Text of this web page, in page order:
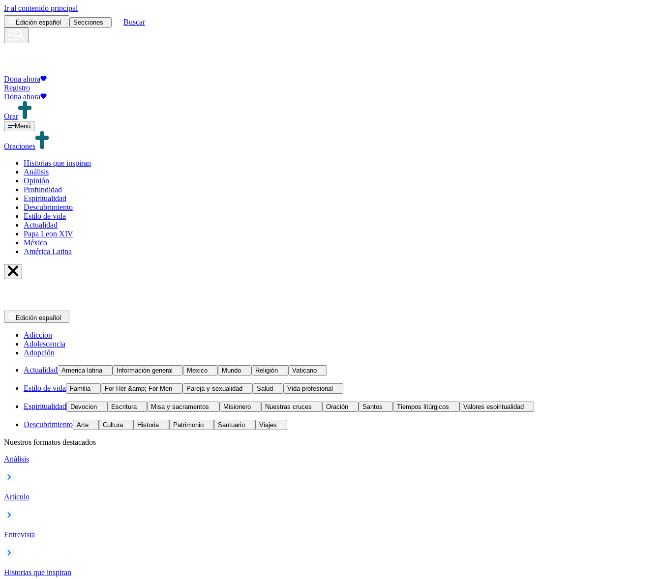
Ir al contenido principal
Edición español Secciones Buscar
Dona ahora
Registro
Dona ahora
Orar
Menú
Oraciones
Historias que inspiran
Análisis
Opinión
Profundidad
Espiritualidad
Descubrimiento
Estilo de vida
Actualidad
Papa Leon XIV
México
América Latina
Edición español
Adiccion
Adolescencia
Adopción
Actualidad America latina Información general Mexico Mundo Religión Vaticano
Estilo de vida Familia For Her &amp; For Men Pareja y sexualidad Salud Vida profesional
Espiritualidad Devocion Escritura Misa y sacramentos Misionero Nuestras cruces Oración Santos Tiempos litúrgicos Valores espiritualidad
Descubrimiento Arte Cultura Historia Patrimonio Santuario Viajes
Nuestros formatos destacados
Análisis
Artículo
Entrevista
Historias que inspiran